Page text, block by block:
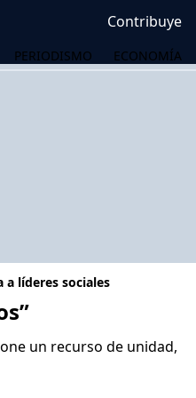
Contribuye
PERIODISMO ECONOMÍA
a líderes sociales
un recurso de unidad,